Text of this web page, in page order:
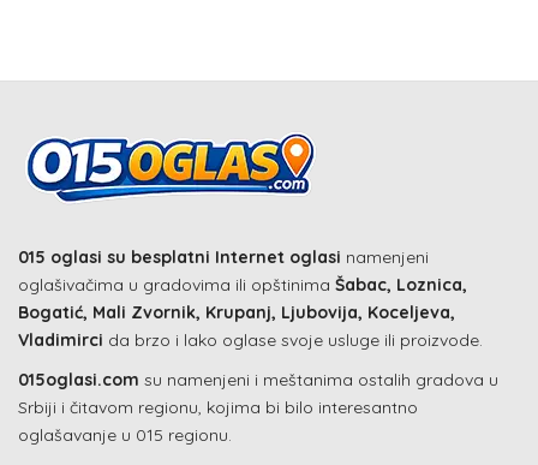
015 oglasi su besplatni Internet oglasi namenjeni
oglašivačima u gradovima ili opštinima Šabac, Loznica,
Bogatić, Mali Zvornik, Krupanj, Ljubovija, Koceljeva,
Vladimirci da brzo i lako oglase svoje usluge ili proizvode.
015oglasi.com su namenjeni i meštanima ostalih gradova u
Srbiji i čitavom regionu, kojima bi bilo interesantno
oglašavanje u 015 regionu.